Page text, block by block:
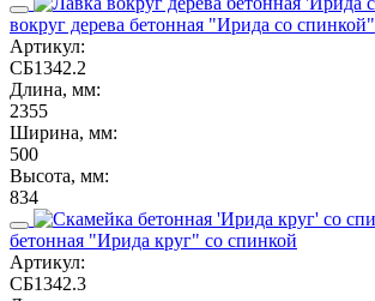
вокруг дерева бетонная "Ирида со спинкой"
Артикул:
СБ1342.2
Длина, мм:
2355
Ширина, мм:
500
Высота, мм:
834
бетонная "Ирида круг" со спинкой
Артикул:
СБ1342.3